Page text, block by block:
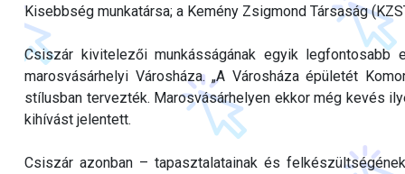
Kisebbség munkatársa; a Kemény Zsigmond Társaság
Csiszár kivitelezői munkásságának egyik
marosvásárhelyi Városháza. „A Városháza épületét
stílusban tervezték. Marosvásárhelyen ekkor még kevés
kihívást jelentett.
Csiszár azonban – tapasztalatainak és